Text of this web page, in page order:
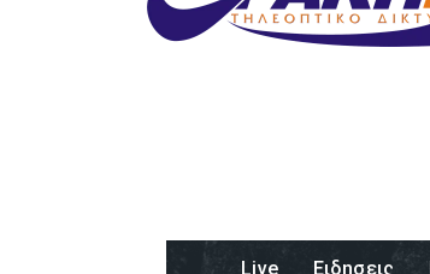
Live Eιδησεις